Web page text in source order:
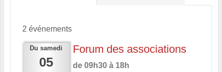
2 événements
Du samedi
05
Forum des associations
de 09h30 à 18h